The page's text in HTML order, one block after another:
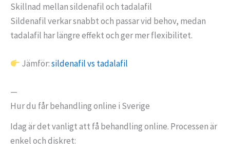
Skillnad mellan sildenafil och tadalafil
Sildenafil verkar snabbt och passar vid behov, medan
tadalafil har längre effekt och ger mer flexibilitet.
Jämför:sildenafil vs tadalafil
—
Hur du får behandling online i Sverige
Idag är det vanligt att få behandling online. Processen är
enkel och diskret: